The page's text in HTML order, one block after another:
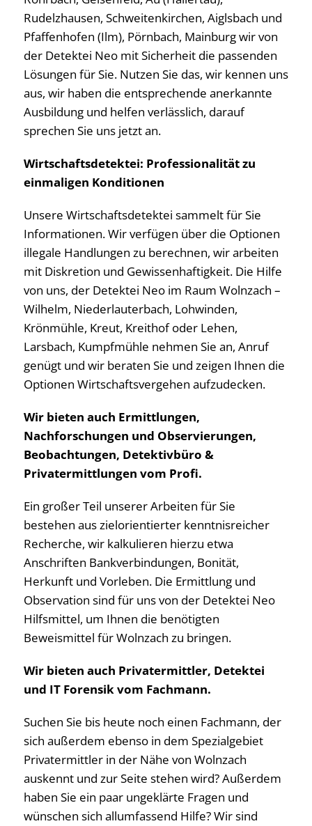
Rudelzhausen, Schweitenkirchen, Aiglsbach und
Pfaffenhofen (Ilm), Pörnbach, Mainburg wir von
der Detektei Neo mit Sicherheit die passenden
Lösungen für Sie. Nutzen Sie das, wir kennen uns
aus, wir haben die entsprechende anerkannte
Ausbildung und helfen verlässlich, darauf
sprechen Sie uns jetzt an.
Wirtschaftsdetektei: Professionalität zu
einmaligen Konditionen
Unsere Wirtschaftsdetektei sammelt für Sie
Informationen. Wir verfügen über die Optionen
illegale Handlungen zu berechnen, wir arbeiten
mit Diskretion und Gewissenhaftigkeit. Die Hilfe
von uns, der Detektei Neo im Raum Wolnzach –
Wilhelm, Niederlauterbach, Lohwinden,
Krönmühle, Kreut, Kreithof oder Lehen,
Larsbach, Kumpfmühle nehmen Sie an, Anruf
genügt und wir beraten Sie und zeigen Ihnen die
Optionen Wirtschaftsvergehen aufzudecken.
Wir bieten auch Ermittlungen,
Nachforschungen und Observierungen,
Beobachtungen, Detektivbüro &
Privatermittlungen vom Profi.
Ein großer Teil unserer Arbeiten für Sie
bestehen aus zielorientierter kenntnisreicher
Recherche, wir kalkulieren hierzu etwa
Anschriften Bankverbindungen, Bonität,
Herkunft und Vorleben. Die Ermittlung und
Observation sind für uns von der Detektei Neo
Hilfsmittel, um Ihnen die benötigten
Beweismittel für Wolnzach zu bringen.
Wir bieten auch Privatermittler, Detektei
und IT Forensik vom Fachmann.
Suchen Sie bis heute noch einen Fachmann, der
sich außerdem ebenso in dem Spezialgebiet
Privatermittler in der Nähe von Wolnzach
auskennt und zur Seite stehen wird? Außerdem
haben Sie ein paar ungeklärte Fragen und
wünschen sich allumfassend Hilfe? Wir sind